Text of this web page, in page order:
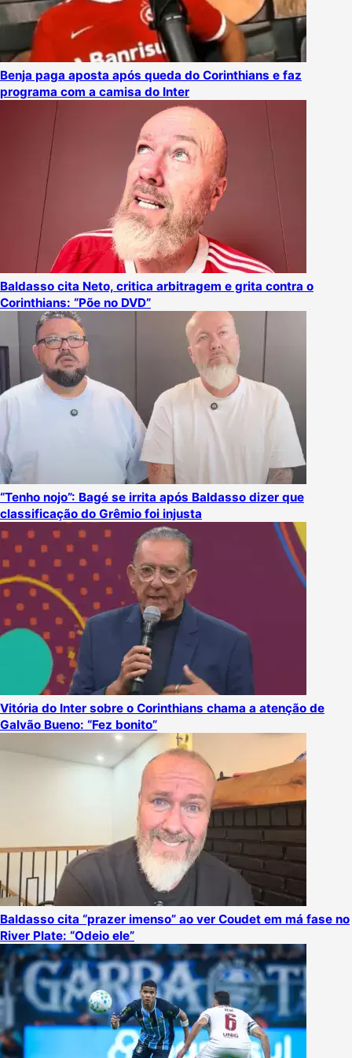
Benja paga aposta após queda do Corinthians e faz
programa com a camisa do Inter
Baldasso cita Neto, critica arbitragem e grita contra o
Corinthians: “Põe no DVD”
“Tenho nojo”: Bagé se irrita após Baldasso dizer que
classificação do Grêmio foi injusta
Vitória do Inter sobre o Corinthians chama a atenção de
Galvão Bueno: “Fez bonito”
Baldasso cita “prazer imenso” ao ver Coudet em má fase no
River Plate: “Odeio ele”